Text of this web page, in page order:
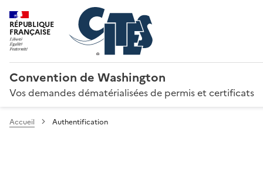
RÉPUBLIQUE
FRANÇAISE
Convention de Washington
Vos demandes dématérialisées de permis et certificats
Accueil Authentification